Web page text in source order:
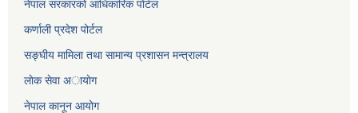
नेपाल सरकारको आधिकारिक पोर्टल
कर्णाली प्रदेश पोर्टल
सङ्घीय मामिला तथा सामान्य प्रशासन मन्त्रालय
लाेक सेवा अायाेग
नेपाल कानून आयोग